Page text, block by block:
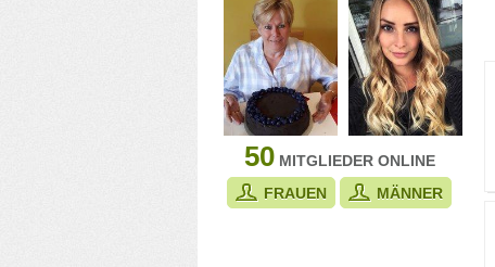
50MITGLIEDER ONLINE
FRAUEN
MÄNNER